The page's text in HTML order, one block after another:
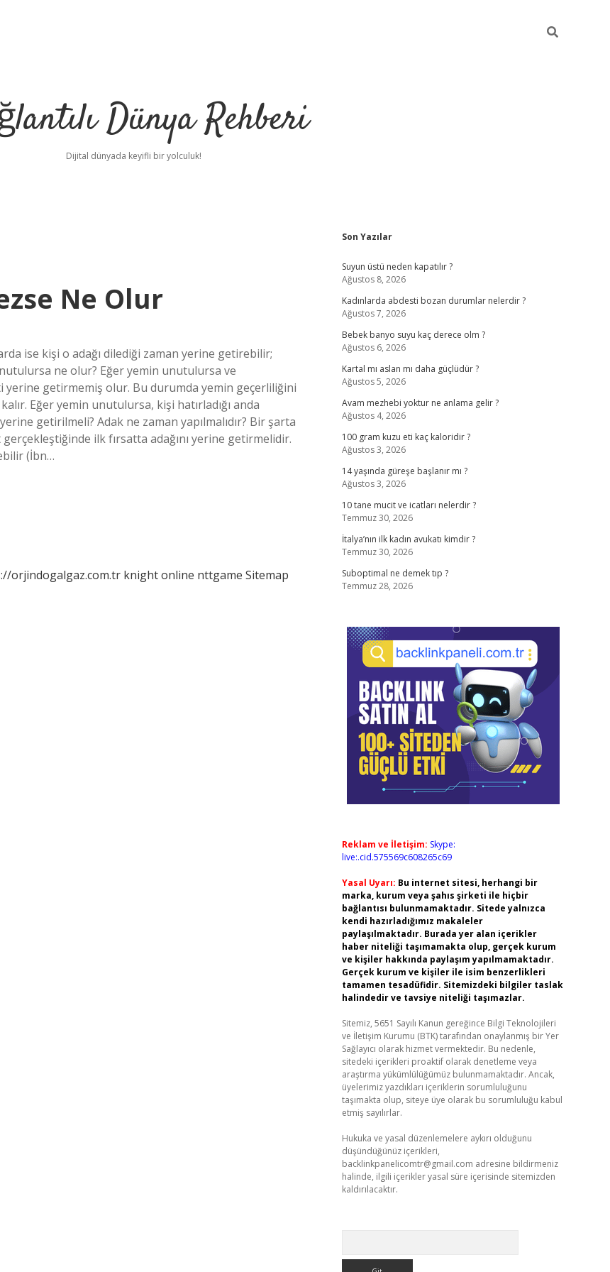
Dünya Rehberi
Dijital dünyada keyifli bir yolculuk!
Ne Olur
ise kişi o adağı dilediği zaman yerine getirebilir;
ne olur? Eğer yemin unutulursa ve
getirmemiş olur. Bu durumda yemin geçerliliğini
Eğer yemin unutulursa, kişi hatırladığı anda
getirilmeli? Adak ne zaman yapılmalıdır? Bir şarta
ilk fırsatta adağını yerine getirmelidir.
(İbn…
orjindogalgaz.com.tr knight online nttgame Sitemap
Sidebar
Son Yazılar
Suyun üstü neden kapatılır ?
Ağustos 8, 2026
Kadınlarda abdesti bozan durumlar nelerdir ?
Ağustos 7, 2026
Bebek banyo suyu kaç derece olm ?
Ağustos 6, 2026
Kartal mı aslan mı daha güçlüdür ?
Ağustos 5, 2026
Avam mezhebi yoktur ne anlama gelir ?
Ağustos 4, 2026
100 gram kuzu eti kaç kaloridir ?
Ağustos 3, 2026
14 yaşında güreşe başlanır mı ?
Ağustos 3, 2026
10 tane mucit ve icatları nelerdir ?
Temmuz 30, 2026
İtalya’nın ilk kadın avukatı kimdir ?
Temmuz 30, 2026
Suboptimal ne demek tıp ?
Temmuz 28, 2026
Reklam ve İletişim: Skype:
live:.cid.575569c608265c69
Yasal Uyarı: Bu internet sitesi, herhangi bir
marka, kurum veya şahıs şirketi ile hiçbir
bağlantısı bulunmamaktadır. Sitede yalnızca
kendi hazırladığımız makaleler
paylaşılmaktadır. Burada yer alan içerikler
haber niteliği taşımamakta olup, gerçek kurum
ve kişiler hakkında paylaşım yapılmamaktadır.
Gerçek kurum ve kişiler ile isim benzerlikleri
tamamen tesadüfidir. Sitemizdeki bilgiler taslak
halindedir ve tavsiye niteliği taşımazlar.
Sitemiz, 5651 Sayılı Kanun gereğince Bilgi Teknolojileri
ve İletişim Kurumu (BTK) tarafından onaylanmış bir Yer
Sağlayıcı olarak hizmet vermektedir. Bu nedenle,
sitedeki içerikleri proaktif olarak denetleme veya
araştırma yükümlülüğümüz bulunmamaktadır. Ancak,
üyelerimiz yazdıkları içeriklerin sorumluluğunu
taşımakta olup, siteye üye olarak bu sorumluluğu kabul
etmiş sayılırlar.
Hukuka ve yasal düzenlemelere aykırı olduğunu
düşündüğünüz içerikleri,
backlinkpanelicomtr@gmail.com adresine bildirmeniz
halinde, ilgili içerikler yasal süre içerisinde sitemizden
kaldırılacaktır.
deneme bonusu veren bahis siteleri